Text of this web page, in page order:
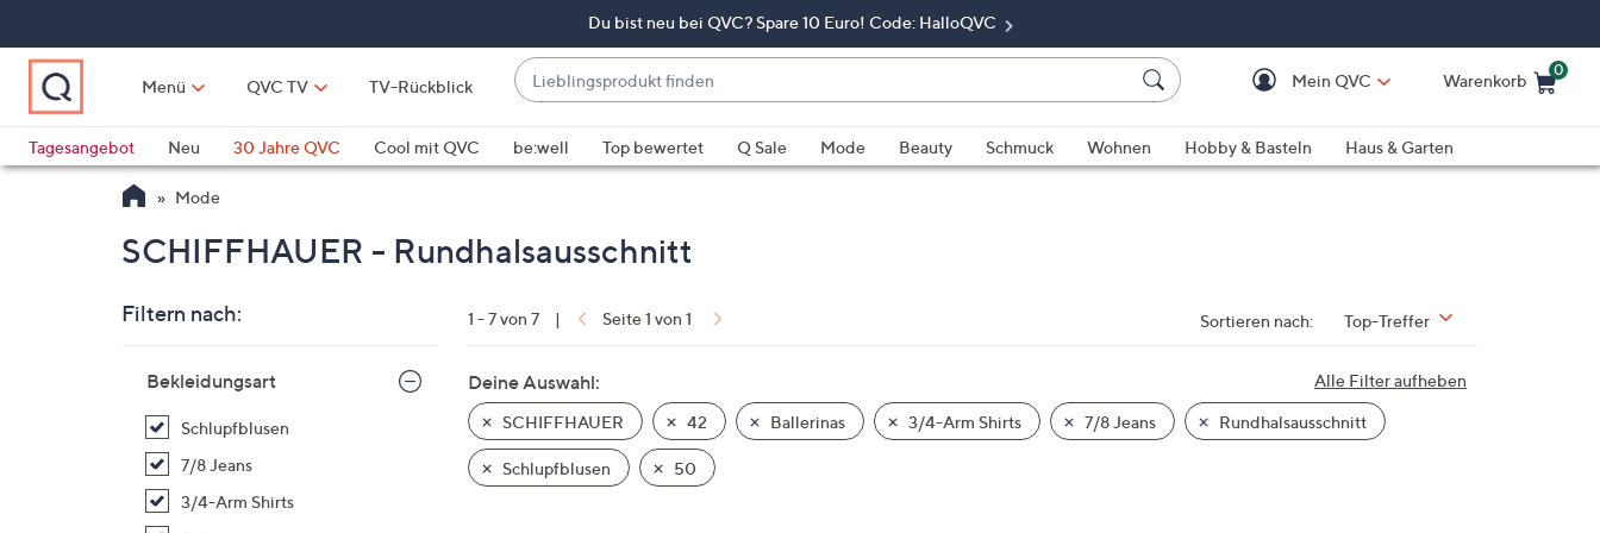
springen
Du bist neu bei QVC? Spare 10 Euro! Code: HalloQVC
Menü QVC TV TV-Rückblick
Lieblingsprodukt
finden
Vorschläge
verfügbar
Sie
Pfeiltasten
oben
und
nach
unten
oder
Mein QVC Warenkorb
0
Tagesangebot
Neu 30 Jahre QVC Cool mit QVC be:well Top bewertet Q Sale Mode Beauty Schmuck Wohnen Hobby & Basteln
Haus & Garten
QLINARISCH
Mode
SCHIFFHAUER - Rundhalsausschnitt
Filtern nach:
Produktliste
Bekleidungsart
Schlupfblusen
7/8 Jeans
3/4-Arm Shirts
1 - 7 von 7 | Seite 1 von 1 Sortieren nach: Top-Treffer
Alle Filter aufheben
Deine Auswahl:
SCHIFFHAUER 42 Ballerinas 3/4-Arm Shirts 7/8 Jeans Rundhalsausschnitt
Schlupfblusen 50